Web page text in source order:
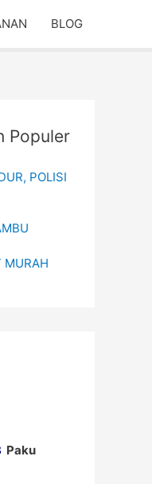
BLOG
Populer
POLISI
MURAH
Paku